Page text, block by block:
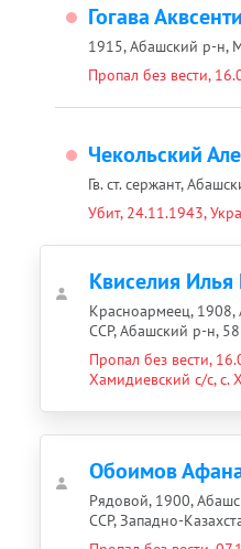
Гогава
1915, Абашский р-н,
Пропал без вести,
Чекольский
Гв. ст. сержант,
Убит, 24.11.1943,
Квиселия
Красноармеец, 1908,
ССР, Абашский р-н,
Пропал без вести,
Хамидиевский с/с, с.
Обоимов
Рядовой, 1900,
ССР, Западно-